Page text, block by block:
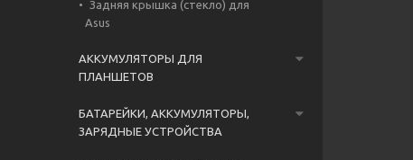
Задняя крышка (стекло) для
Asus
АККУМУЛЯТОРЫ ДЛЯ
ПЛАНШЕТОВ
БАТАРЕЙКИ, АККУМУЛЯТОРЫ,
ЗАРЯДНЫЕ УСТРОЙСТВА